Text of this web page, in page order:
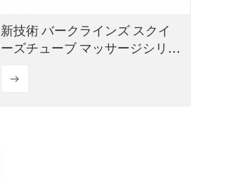
新技術 バークラインズ スクイ
ーズチューブ マッサージシリコ